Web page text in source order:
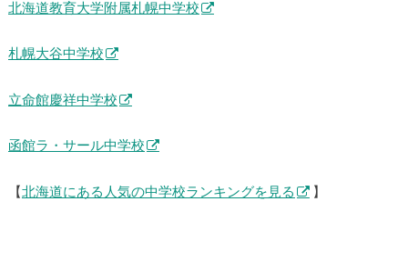
北海道教育大学附属札幌中学校
札幌大谷中学校
立命館慶祥中学校
函館ラ・サール中学校
【 北海道にある人気の中学校ランキングを見る 】